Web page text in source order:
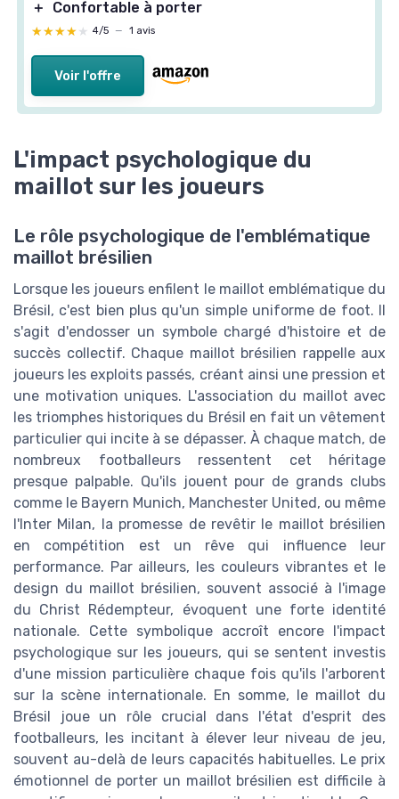
＋
Confortable à porter
★★★★★
★★★★★ 4/5 — 1 avis
Voir l'offre
L'impact psychologique du
maillot sur les joueurs
Le rôle psychologique de l'emblématique
maillot brésilien
Lorsque les joueurs enfilent le maillot emblématique du
Brésil, c'est bien plus qu'un simple uniforme de foot. Il
s'agit d'endosser un symbole chargé d'histoire et de
succès collectif. Chaque maillot brésilien rappelle aux
joueurs les exploits passés, créant ainsi une pression et
une motivation uniques. L'association du maillot avec
les triomphes historiques du Brésil en fait un vêtement
particulier qui incite à se dépasser. À chaque match, de
nombreux footballeurs ressentent cet héritage
presque palpable. Qu'ils jouent pour de grands clubs
comme le Bayern Munich, Manchester United, ou même
l'Inter Milan, la promesse de revêtir le maillot brésilien
en compétition est un rêve qui influence leur
performance. Par ailleurs, les couleurs vibrantes et le
design du maillot brésilien, souvent associé à l'image
du Christ Rédempteur, évoquent une forte identité
nationale. Cette symbolique accroît encore l'impact
psychologique sur les joueurs, qui se sentent investis
d'une mission particulière chaque fois qu'ils l'arborent
sur la scène internationale. En somme, le maillot du
Brésil joue un rôle crucial dans l'état d'esprit des
footballeurs, les incitant à élever leur niveau de jeu,
souvent au-delà de leurs capacités habituelles. Le prix
émotionnel de porter un maillot brésilien est difficile à